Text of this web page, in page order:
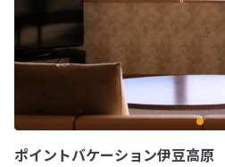
ポイントバケーション伊豆高原